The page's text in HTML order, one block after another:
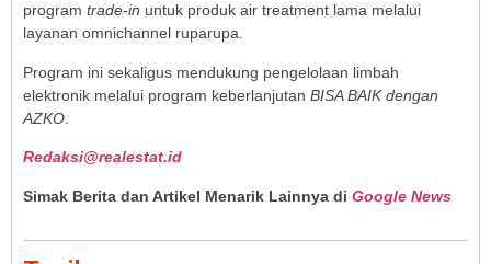
program trade-in untuk produk air treatment lama melalui
layanan omnichannel ruparupa.
Program ini sekaligus mendukung pengelolaan limbah
elektronik melalui program keberlanjutan BISA BAIK dengan
AZKO
Redaksi@realestat.id
Simak Berita dan Artikel Menarik Lainnya di Google News